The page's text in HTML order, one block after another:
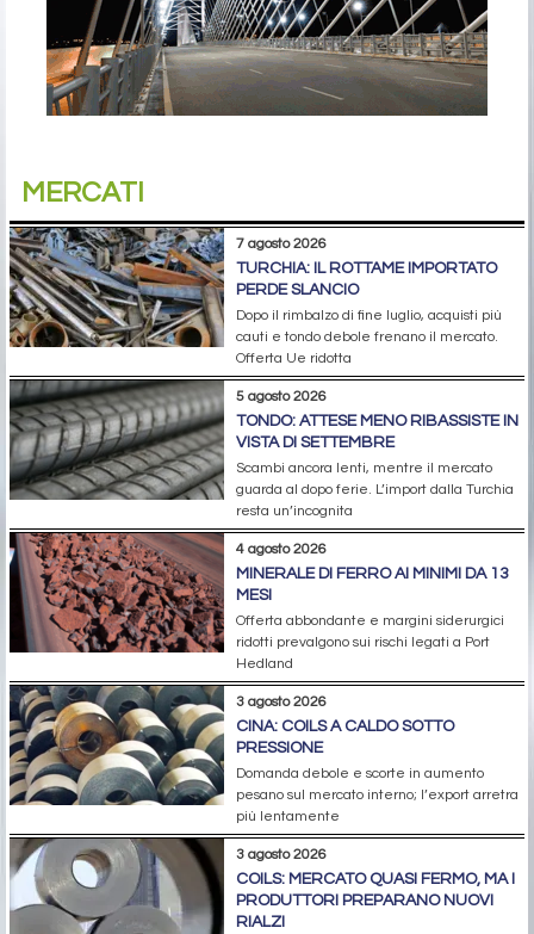
MERCATI
7 agosto 2026
TURCHIA: IL ROTTAME IMPORTATO
PERDE SLANCIO
Dopo il rimbalzo di fine luglio, acquisti più
cauti e tondo debole frenano il mercato.
Offerta Ue ridotta
5 agosto 2026
TONDO: ATTESE MENO RIBASSISTE IN
VISTA DI SETTEMBRE
Scambi ancora lenti, mentre il mercato
guarda al dopo ferie. L’import dalla Turchia
resta un’incognita
4 agosto 2026
MINERALE DI FERRO AI MINIMI DA 13
MESI
Offerta abbondante e margini siderurgici
ridotti prevalgono sui rischi legati a Port
Hedland
3 agosto 2026
CINA: COILS A CALDO SOTTO
PRESSIONE
Domanda debole e scorte in aumento
pesano sul mercato interno; l’export arretra
più lentamente
3 agosto 2026
COILS: MERCATO QUASI FERMO, MA I
PRODUTTORI PREPARANO NUOVI
RIALZI